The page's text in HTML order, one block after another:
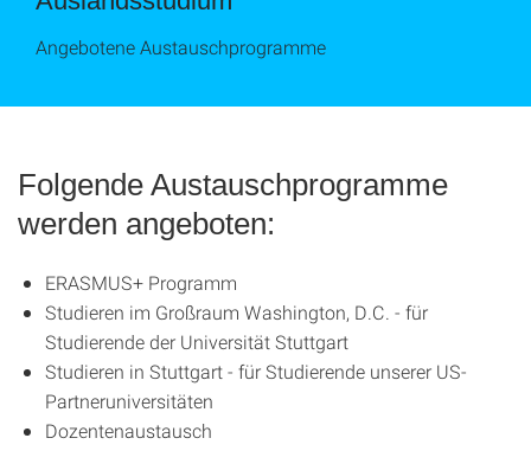
Angebotene Austauschprogramme
Folgende Austauschprogramme
werden angeboten:
ERASMUS+ Programm
Studieren im Großraum Washington, D.C. - für
Studierende der Universität Stuttgart
Studieren in Stuttgart - für Studierende unserer US-
Partneruniversitäten
Dozentenaustausch